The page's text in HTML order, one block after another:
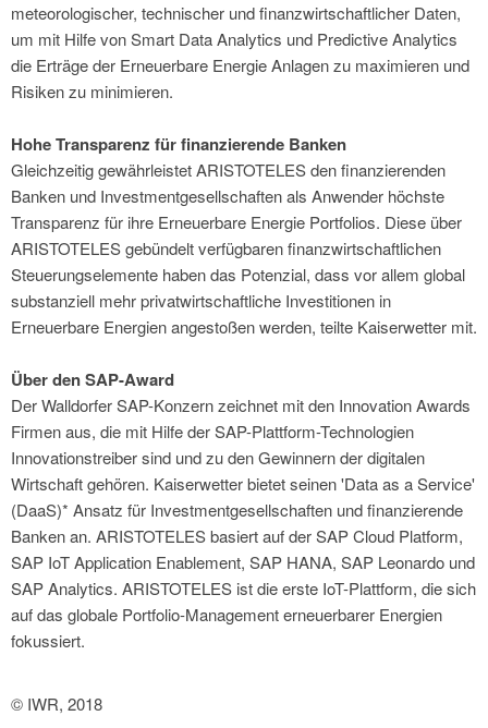
meteorologischer, technischer und finanzwirtschaftlicher Daten,
um mit Hilfe von Smart Data Analytics und Predictive Analytics
die Erträge der Erneuerbare Energie Anlagen zu maximieren und
Risiken zu minimieren.
Hohe Transparenz für finanzierende Banken
Gleichzeitig gewährleistet ARISTOTELES den finanzierenden
Banken und Investmentgesellschaften als Anwender höchste
Transparenz für ihre Erneuerbare Energie Portfolios. Diese über
ARISTOTELES gebündelt verfügbaren finanzwirtschaftlichen
Steuerungselemente haben das Potenzial, dass vor allem global
substanziell mehr privatwirtschaftliche Investitionen in
Erneuerbare Energien angestoßen werden, teilte Kaiserwetter mit.
Über den SAP-Award
Der Walldorfer SAP-Konzern zeichnet mit den Innovation Awards
Firmen aus, die mit Hilfe der SAP-Plattform-Technologien
Innovationstreiber sind und zu den Gewinnern der digitalen
Wirtschaft gehören. Kaiserwetter bietet seinen 'Data as a Service'
(DaaS)* Ansatz für Investmentgesellschaften und finanzierende
Banken an. ARISTOTELES basiert auf der SAP Cloud Platform,
SAP IoT Application Enablement, SAP HANA, SAP Leonardo und
SAP Analytics. ARISTOTELES ist die erste IoT-Plattform, die sich
auf das globale Portfolio-Management erneuerbarer Energien
fokussiert.
© IWR, 2018